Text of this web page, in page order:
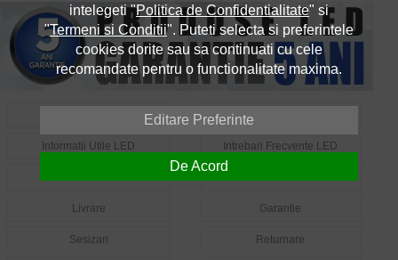
Informatii Utile LED Intrebari Frecvente LED
Livrare Garantie
Sesizari Returnare
intelegeti "Politica de Confidentialitate" si
"Termeni si Conditii". Puteti selecta si preferintele
cookies dorite sau sa continuati cu cele
recomandate pentru o functionalitate maxima.
Editare Preferinte
De Acord